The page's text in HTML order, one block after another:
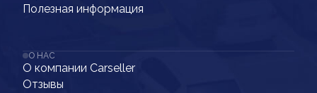
Полезная информация
О НАС
О компании Carseller
Отзывы